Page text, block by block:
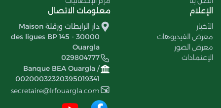
الإعلام
الأخبار
معرض الفيديوهات
معرض الصور
الإعتمادات
معلومات الاتصال
دار الرابطات ورقلة Maison
des ligues BP 145 - 30000
Ouargla
029804777
Banque BEA Ouargla /
00200032320395019341
secretaire@lrfouargla.com